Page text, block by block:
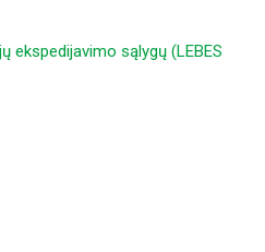
ekspedijavimo sąlygų (LEBES